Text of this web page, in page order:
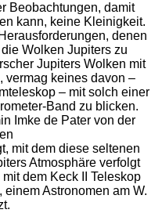
Beobachtungen, damit
kann, keine Kleinigkeit.
denen
Wolken Jupiters zu
Jupiters Wolken mit
vermag keines davon –
– mit solch einer
Band zu blicken.
Imke de Pater von der
mit dem diese seltenen
Atmosphäre verfolgt
dem Keck II Teleskop
Astronomen am W.